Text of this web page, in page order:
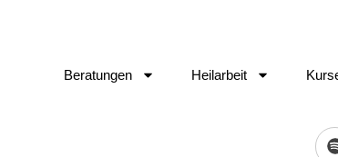
Beratungen Heilarbeit